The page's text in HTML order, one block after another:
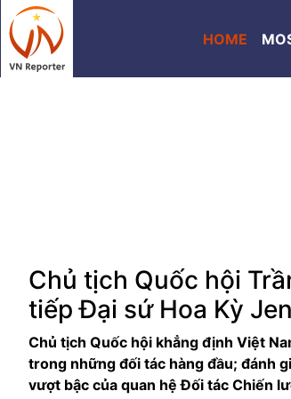
HOME
Chủ tịch Quốc hội
tiếp Đại sứ Hoa Kỳ
Chủ tịch Quốc hội khẳng định Việt
trong những đối tác hàng đầu; đánh
vượt bậc của quan hệ Đối tác Chiến
Previous